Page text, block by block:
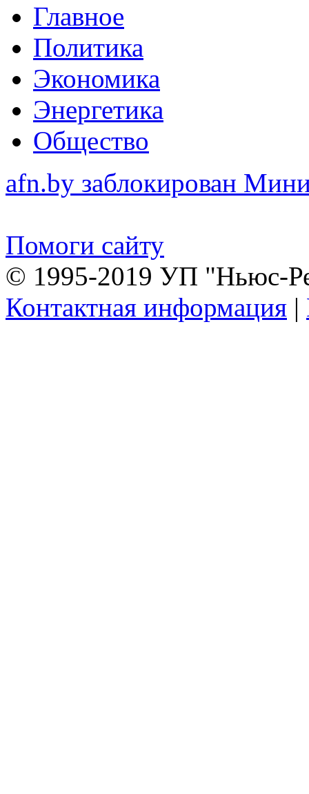
Главное
Политика
Экономика
Энергетика
Общество
afn.by заблокирован
Помоги сайту
© 1995-2019 УП "Ньюс-
Контактная информация |